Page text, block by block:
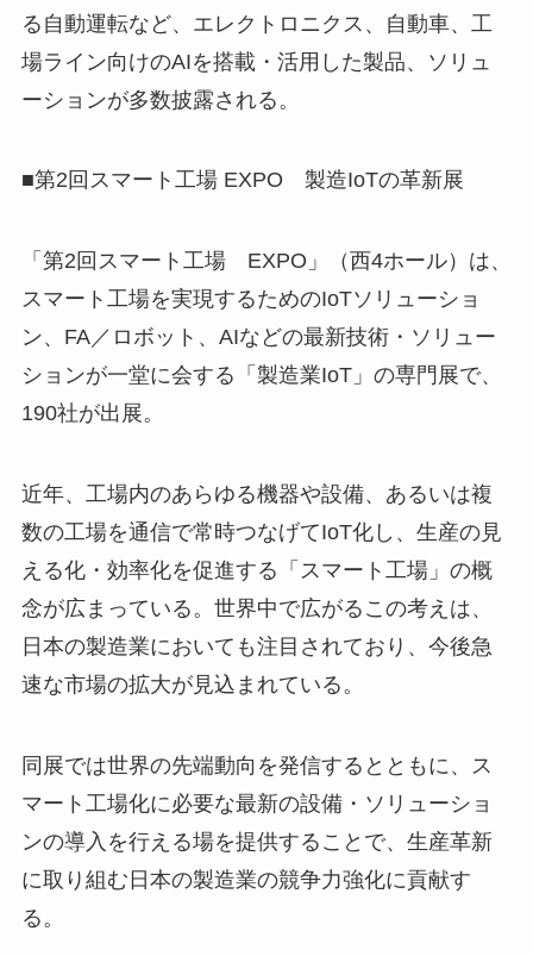
る自動運転など、エレクトロニクス、自動車、工
場ライン向けのAIを搭載・活用した製品、ソリュ
ーションが多数披露される。
■第2回スマート工場 EXPO 製造IoTの革新展
「第2回スマート工場 EXPO」（西4ホール）は、
スマート工場を実現するためのIoTソリューショ
ン、FA／ロボット、AIなどの最新技術・ソリュー
ションが一堂に会する「製造業IoT」の専門展で、
190社が出展。
近年、工場内のあらゆる機器や設備、あるいは複
数の工場を通信で常時つなげてIoT化し、生産の見
える化・効率化を促進する「スマート工場」の概
念が広まっている。世界中で広がるこの考えは、
日本の製造業においても注目されており、今後急
速な市場の拡大が見込まれている。
同展では世界の先端動向を発信するとともに、ス
マート工場化に必要な最新の設備・ソリューショ
ンの導入を行える場を提供することで、生産革新
に取り組む日本の製造業の競争力強化に貢献す
る。